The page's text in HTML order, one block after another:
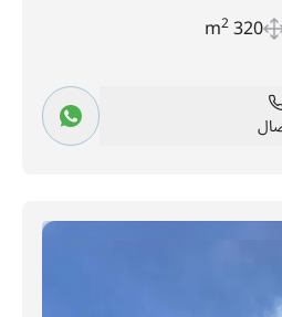
320 m
2